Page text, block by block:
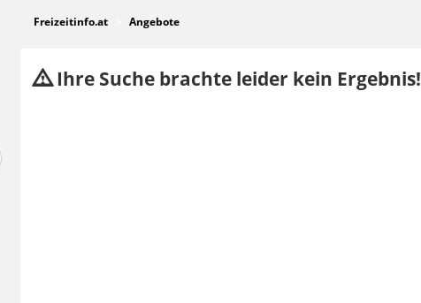
Freizeitinfo.at Angebote
Ihre Suche brachte leider kein Ergebnis!